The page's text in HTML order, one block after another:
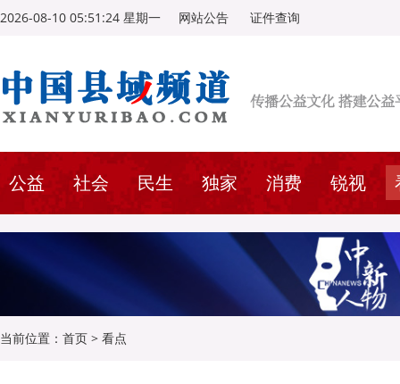
2026-08-10 05:51:25 星期一 网站公告 证件查询
公益 社会 民生 独家 消费 锐视
当前位置： 首页 > 看点